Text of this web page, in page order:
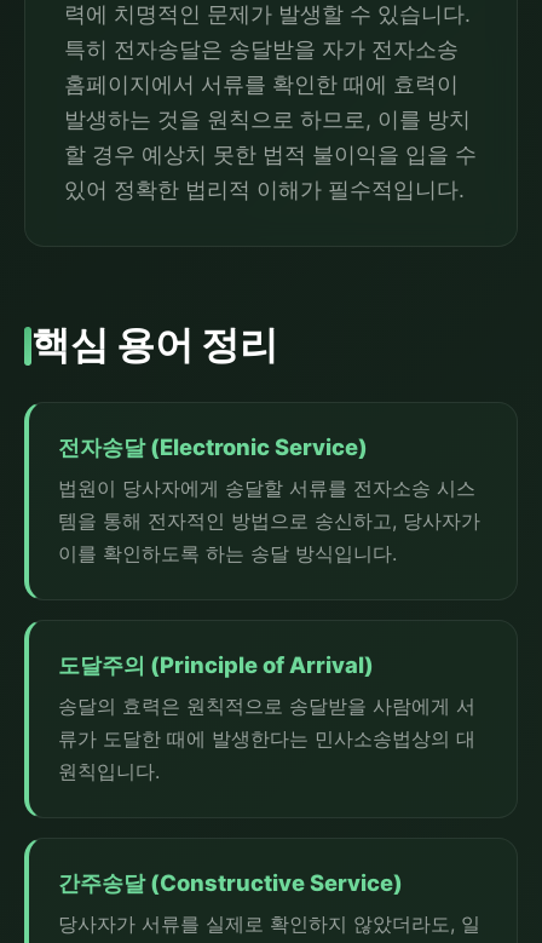
력에 치명적인 문제가 발생할 수 있습니다.
특히 전자송달은 송달받을 자가 전자소송
홈페이지에서 서류를 확인한 때에 효력이
발생하는 것을 원칙으로 하므로, 이를 방치
할 경우 예상치 못한 법적 불이익을 입을 수
있어 정확한 법리적 이해가 필수적입니다.
핵심 용어 정리
전자송달 (Electronic Service)
법원이 당사자에게 송달할 서류를 전자소송 시스
템을 통해 전자적인 방법으로 송신하고, 당사자가
이를 확인하도록 하는 송달 방식입니다.
도달주의 (Principle of Arrival)
송달의 효력은 원칙적으로 송달받을 사람에게 서
류가 도달한 때에 발생한다는 민사소송법상의 대
원칙입니다.
간주송달 (Constructive Service)
당사자가 서류를 실제로 확인하지 않았더라도, 일